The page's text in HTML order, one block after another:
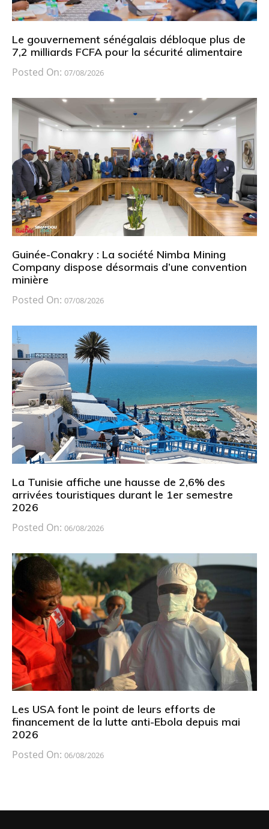
Le gouvernement sénégalais débloque plus de
7,2 milliards FCFA pour la sécurité alimentaire
Posted On: 07/08/2026
Guinée-Conakry : La société Nimba Mining
Company dispose désormais d’une convention
minière
Posted On: 07/08/2026
La Tunisie affiche une hausse de 2,6% des
arrivées touristiques durant le 1er semestre
2026
Posted On: 06/08/2026
Les USA font le point de leurs efforts de
financement de la lutte anti-Ebola depuis mai
2026
Posted On: 06/08/2026